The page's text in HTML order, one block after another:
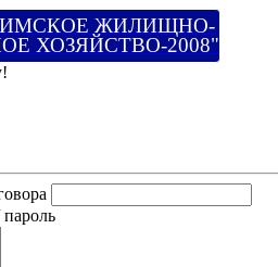
ЖИЛИЩНО-
ХОЗЯЙСТВО-2008"